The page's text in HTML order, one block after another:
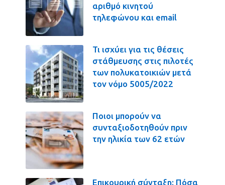
αριθμό κινητού
τηλεφώνου και email
Τι ισχύει για τις θέσεις
στάθμευσης στις πιλοτές
των πολυκατοικιών μετά
τον νόμο 5005/2022
Ποιοι μπορούν να
συνταξιοδοτηθούν πριν
την ηλικία των 62 ετών
Επικουρική σύνταξη: Πόσα